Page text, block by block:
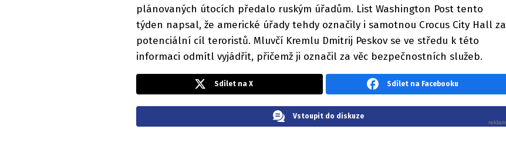
plánovaných útocích předalo ruským úřadům. List Washington Post tento
týden napsal, že americké úřady tehdy označily i samotnou Crocus City Hall za
potenciální cíl teroristů. Mluvčí Kremlu Dmitrij Peskov se ve středu k této
informaci odmítl vyjádřit, přičemž ji označil za věc bezpečnostních služeb.
Sdílet na X Sdílet na Facebooku
Vstoupit do diskuze